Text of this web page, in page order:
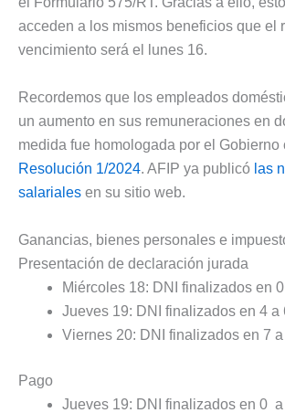
acceden a los mismos beneficios que el
vencimiento será el lunes 16.
Recordemos que los empleados
un aumento en sus remuneraciones en
medida fue homologada por el Gobierno
Resolución 1/2024. AFIP ya publicó las
salariales en su sitio web.
Ganancias, bienes personales e
Presentación de declaración jurada
Miércoles 18: DNI finalizados en
Jueves 19: DNI finalizados en 4 a
Viernes 20: DNI finalizados en 7 a
Pago
Jueves 19: DNI finalizados en 0 a